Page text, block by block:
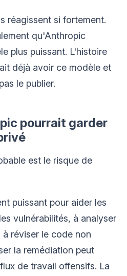
réagissent si fortement.
qu'Anthropic
plus puissant. L'histoire
déjà avoir ce modèle et
le publier.
pourrait garder
est le risque de
puissant pour aider les
vulnérabilités, à analyser
réviser le code non
la remédiation peut
de travail offensifs. La